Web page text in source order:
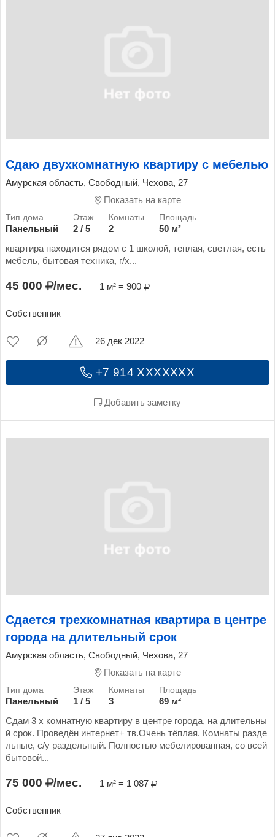
Сдаю двухкомнатную квартиру с мебелью
Амурская область, Свободный, Чехова, 27
Показать на карте
Панельный 2 / 5 2
50 м²
квартира находится рядом с 1 школой, теплая, светлая, есть
мебель, бытовая техника, г/х...
45 000 /мес. 1 м² = 900
Собственник
+7 914 XXXXXXX
Добавить заметку
26 дек 2022
Сдается трехкомнатная квартира в центре
города на длительный срок
Амурская область, Свободный, Чехова, 27
Показать на карте
Панельный 1 / 5 3
69 м²
Сдам 3 х комнатную квартиру в центре города, на длительны
й срок. Проведён интернет+ тв.Очень тёплая. Комнаты разде
льные, с/у раздельный. Полностью мебелированная, со всей
бытовой...
75 000 /мес. 1 м² = 1 087
Собственник